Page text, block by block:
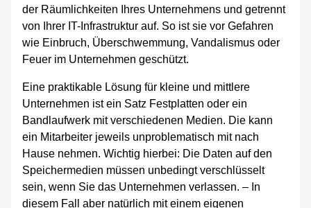
der Räumlichkeiten Ihres Unternehmens und getrennt
von Ihrer IT-Infrastruktur auf. So ist sie vor Gefahren
wie Einbruch, Überschwemmung, Vandalismus oder
Feuer im Unternehmen geschützt.
Eine praktikable Lösung für kleine und mittlere
Unternehmen ist ein Satz Festplatten oder ein
Bandlaufwerk mit verschiedenen Medien. Die kann
ein Mitarbeiter jeweils unproblematisch mit nach
Hause nehmen. Wichtig hierbei: Die Daten auf den
Speichermedien müssen unbedingt verschlüsselt
sein, wenn Sie das Unternehmen verlassen. – In
diesem Fall aber natürlich mit einem eigenen